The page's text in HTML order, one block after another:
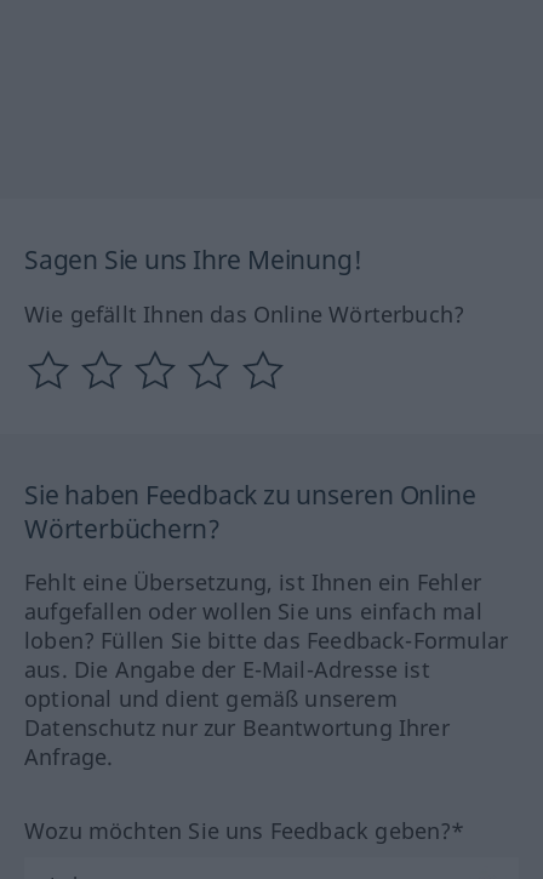
Sagen Sie uns Ihre Meinung!
Wie gefällt Ihnen das Online Wörterbuch?
Sie haben Feedback zu unseren Online
Wörterbüchern?
Fehlt eine Übersetzung, ist Ihnen ein Fehler
aufgefallen oder wollen Sie uns einfach mal
loben? Füllen Sie bitte das Feedback-Formular
aus. Die Angabe der E-Mail-Adresse ist
optional und dient gemäß unserem
Datenschutz nur zur Beantwortung Ihrer
Anfrage.
Wozu möchten Sie uns Feedback geben?*